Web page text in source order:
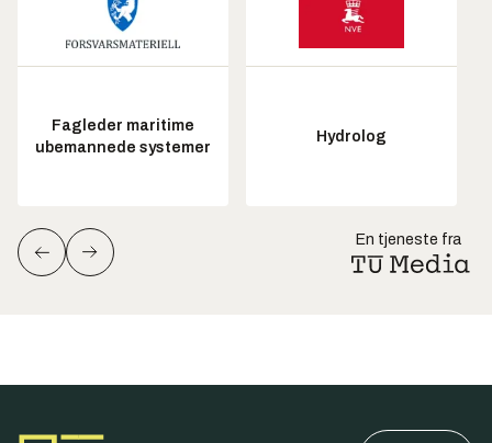
Fagleder maritime
ubemannede systemer
Hydrolog
En tjeneste fra